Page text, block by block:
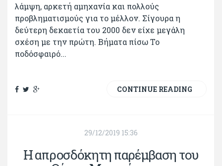
λάμψη, αρκετή αμηχανία και πολλούς
προβληματισμούς για το μέλλον. Σίγουρα η
δεύτερη δεκαετία του 2000 δεν είχε μεγάλη
σχέση με την πρώτη. Βήματα πίσω Το
ποδόσφαιρό...
CONTINUE READING
29/12/2019 15:36
Η απροσδόκητη παρέμβαση του